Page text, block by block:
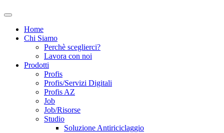
Home
Chi Siamo
Perchè sceglierci?
Lavora con noi
Prodotti
Profis
Profis/Servizi Digitali
Profis AZ
Job
Job/Risorse
Studio
Soluzione Antiriciclaggio